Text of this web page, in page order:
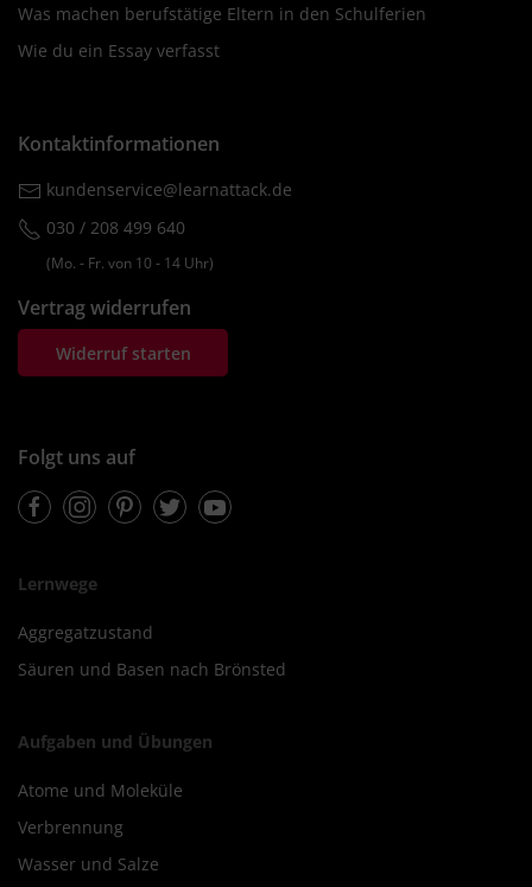
Was machen berufstätige Eltern in den Schulferien
Wie du ein Essay verfasst
Kontaktinformationen
kundenservice@learnattack.de
030 / 208 499 640
(Mo. ‐ Fr. von 10 ‐ 14 Uhr)
Vertrag widerrufen
Widerruf starten
Folgt uns auf
FacebookInstagramPinterestTwitterYoutube
Lernwege
Aggregatzustand
Säuren und Basen nach Brönsted
Aufgaben und Übungen
Atome und Moleküle
Verbrennung
Wasser und Salze